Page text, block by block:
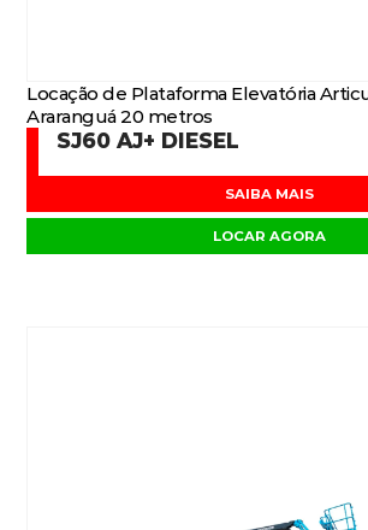
Locação de Plataforma Elevatória
Araranguá 20 metros
SJ60 AJ+ DIESEL
SAIBA MAIS
LOCAR AGORA